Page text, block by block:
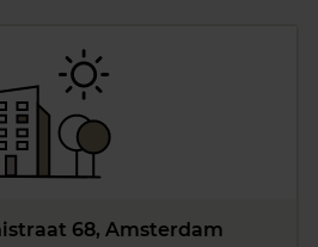
68, Amsterdam